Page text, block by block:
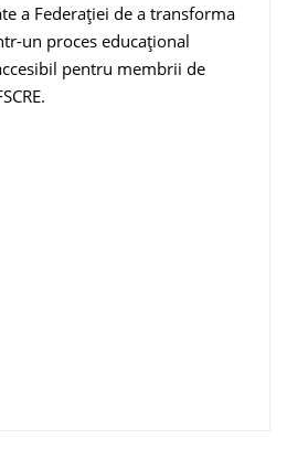
a Federației de a transforma
un proces educațional
pentru membrii de